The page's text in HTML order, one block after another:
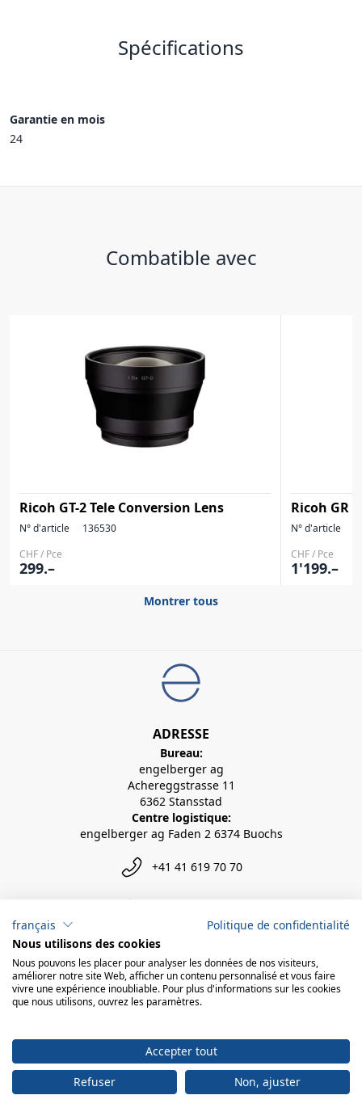
Spécifications
Garantie en mois
24
Combatible avec
Ricoh GT-2 Tele Conversion Lens
N° d'article
136530
CHF / Pce
299.–
Ricoh GR
N° d'article
CHF / Pce
1'199.–
Montrer tous
ADRESSE
Bureau:
engelberger ag
Achereggstrasse 11
6362 Stansstad
Centre logistique:
engelberger ag Faden 2 6374 Buochs
+41 41 619 70 70
powered by polynorm
français
Politique de confidentialité
Nous utilisons des cookies
Nous pouvons les placer pour analyser les données de nos visiteurs,
améliorer notre site Web, afficher un contenu personnalisé et vous faire
vivre une expérience inoubliable. Pour plus d'informations sur les cookies
que nous utilisons, ouvrez les paramètres.
Accepter tout
Refuser
Non, ajuster